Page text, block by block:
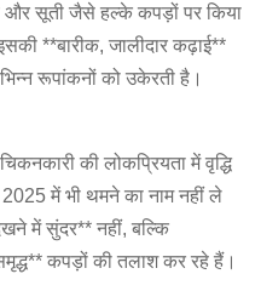
सूती जैसे हल्के कपड़ों पर किया
**बारीक, जालीदार कढ़ाई**
रूपांकनों को उकेरती है।
की लोकप्रियता में वृद्धि
में भी थमने का नाम नहीं ले
में सुंदर** नहीं, बल्कि
कपड़ों की तलाश कर रहे हैं।